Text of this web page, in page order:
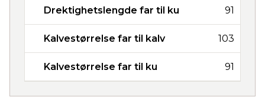
Drektighetslengde far til ku 91
Kalvestørrelse far til kalv 103
Kalvestørrelse far til ku 91